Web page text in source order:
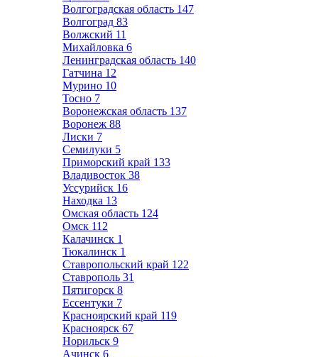
Волгоградская область 147
Волгоград 83
Волжский 11
Михайловка 6
Ленинградская область 140
Гатчина 12
Мурино 10
Тосно 7
Воронежская область 137
Воронеж 88
Лиски 7
Семилуки 5
Приморский край 133
Владивосток 38
Уссурийск 16
Находка 13
Омская область 124
Омск 112
Калачинск 1
Тюкалинск 1
Ставропольский край 122
Ставрополь 31
Пятигорск 8
Ессентуки 7
Красноярский край 119
Красноярск 67
Норильск 9
Ачинск 6